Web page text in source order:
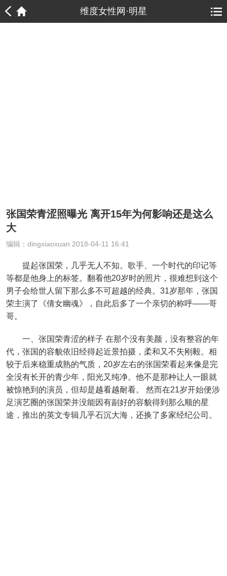
维度女性网·明星
张国荣青涩照曝光 离开15年为何影响还是这么
大
编辑：dingxiaoxuan 2018-04-11 16:41
提起张国荣，几乎无人不知。歌手、一个时代的印记等
等都是他身上的标签。翻看他20岁时的照片，很难想到这个
男子会给世人留下那么多不可超越的经典。31岁那年，张国
荣主演了《倩女幽魂》，自此后多了一个亲切的称呼——哥
哥。
一、张国荣青涩的样子 在那个没有美颜，没有整容的年
代，张国的容貌依旧经得起近景拍摄，柔和又不失刚毅。相
较于后来稳重成熟的气质，20岁左右的张国荣看起来像是完
全没有长开的青少年，阳光又纯净。他不是那种让人一眼就
被惊艳到的演员，但却是越看越耐看。 然而在21岁开始便涉
足演艺圈的张国荣并没能因有副好的容貌得到那么顺的星
途，推出的英文专辑几乎石沉大海，还换了多家经纪公司。
1 1